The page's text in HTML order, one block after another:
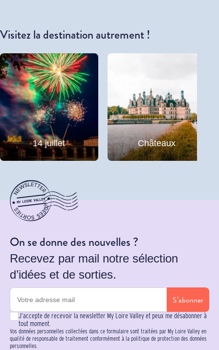
Visitez la destination autrement !
14 juillet Châteaux
On se donne des nouvelles ?
Recevez par mail notre sélection
d’idées et de sorties.
S’abonner
J’accepte de recevoir la newsletter My Loire Valley et peux me désabonner à
tout moment.
Vos données personnelles collectées dans ce formulaire sont traitées par My Loire Valley en
qualité de responsable de traitement conformément à la politique de protection des données
personnelles.